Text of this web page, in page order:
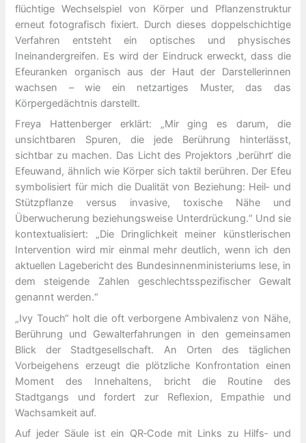
flüchtige Wechselspiel von Körper und Pflanzenstruktur
erneut fotografisch fixiert. Durch dieses doppelschichtige
Verfahren entsteht ein optisches und physisches
Ineinandergreifen. Es wird der Eindruck erweckt, dass die
Efeuranken organisch aus der Haut der Darstellerinnen
wachsen – wie ein netzartiges Muster, das das
Körpergedächtnis darstellt.
Freya Hattenberger erklärt: „Mir ging es darum, die
unsichtbaren Spuren, die jede Berührung hinterlässt,
sichtbar zu machen. Das Licht des Projektors ‚berührt‘ die
Efeuwand, ähnlich wie Körper sich taktil berühren. Der Efeu
symbolisiert für mich die Dualität von Beziehung: Heil‑ und
Stützpflanze versus invasive, toxische Nähe und
Überwucherung beziehungsweise Unterdrückung.“ Und sie
kontextualisiert: „Die Dringlichkeit meiner künstlerischen
Intervention wird mir einmal mehr deutlich, wenn ich den
aktuellen Lagebericht des Bundesinnenministeriums lese, in
dem steigende Zahlen geschlechtsspezifischer Gewalt
genannt werden.“
„Ivy Touch“ holt die oft verborgene Ambivalenz von Nähe,
Berührung und Gewalterfahrungen in den gemeinsamen
Blick der Stadtgesellschaft. An Orten des täglichen
Vorbeigehens erzeugt die plötzliche Konfrontation einen
Moment des Innehaltens, bricht die Routine des
Stadtgangs und fordert zur Reflexion, Empathie und
Wachsamkeit auf.
Auf jeder Säule ist ein QR‑Code mit Links zu Hilfs‑ und